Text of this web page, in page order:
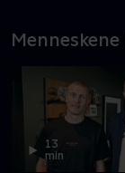
13
min